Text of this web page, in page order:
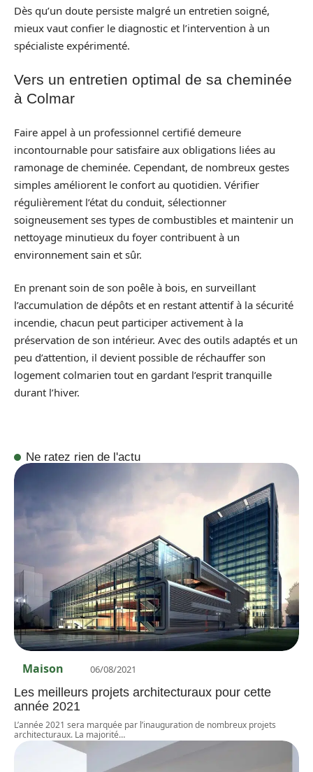
Dès qu’un doute persiste malgré un entretien soigné,
mieux vaut confier le diagnostic et l’intervention à un
spécialiste expérimenté.
Vers un entretien optimal de sa cheminée
à Colmar
Faire appel à un professionnel certifié demeure
incontournable pour satisfaire aux obligations liées au
ramonage de cheminée. Cependant, de nombreux gestes
simples améliorent le confort au quotidien. Vérifier
régulièrement l’état du conduit, sélectionner
soigneusement ses types de combustibles et maintenir un
nettoyage minutieux du foyer contribuent à un
environnement sain et sûr.
En prenant soin de son poêle à bois, en surveillant
l’accumulation de dépôts et en restant attentif à la sécurité
incendie, chacun peut participer activement à la
préservation de son intérieur. Avec des outils adaptés et un
peu d’attention, il devient possible de réchauffer son
logement colmarien tout en gardant l’esprit tranquille
durant l’hiver.
Ne ratez rien de l'actu
Maison 06/08/2021
Les meilleurs projets architecturaux pour cette
année 2021
L’année 2021 sera marquée par l’inauguration de nombreux projets
architecturaux. La majorité…